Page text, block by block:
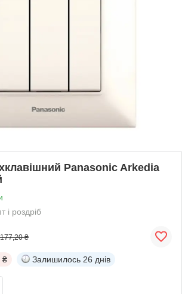
Panasonic Arkedia
і роздріб
177,20 ₴
₴ Залишилось 26 днів